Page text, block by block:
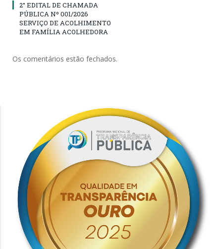
2° EDITAL DE CHAMADA
PÚBLICA Nº 001/2026
SERVIÇO DE ACOLHIMENTO
EM FAMÍLIA ACOLHEDORA
Os comentários estão fechados.